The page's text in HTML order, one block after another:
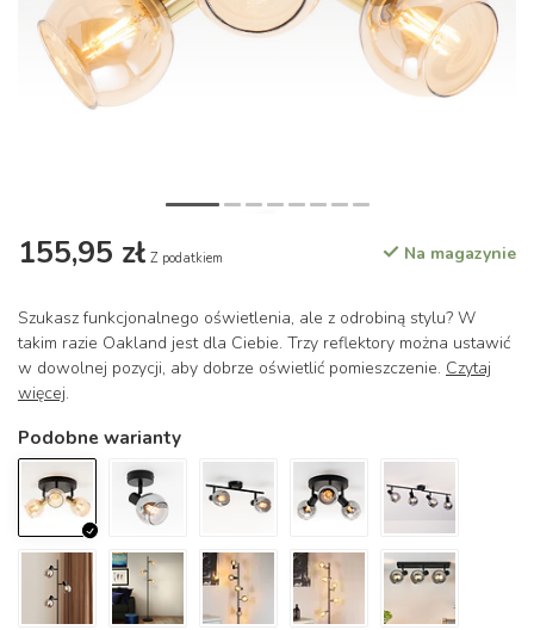
155,95 zł Z podatkiem Na magazynie
Szukasz funkcjonalnego oświetlenia, ale z odrobiną stylu? W
takim razie Oakland jest dla Ciebie. Trzy reflektory można ustawić
w dowolnej pozycji, aby dobrze oświetlić pomieszczenie. Czytaj
więcej.
Podobne warianty